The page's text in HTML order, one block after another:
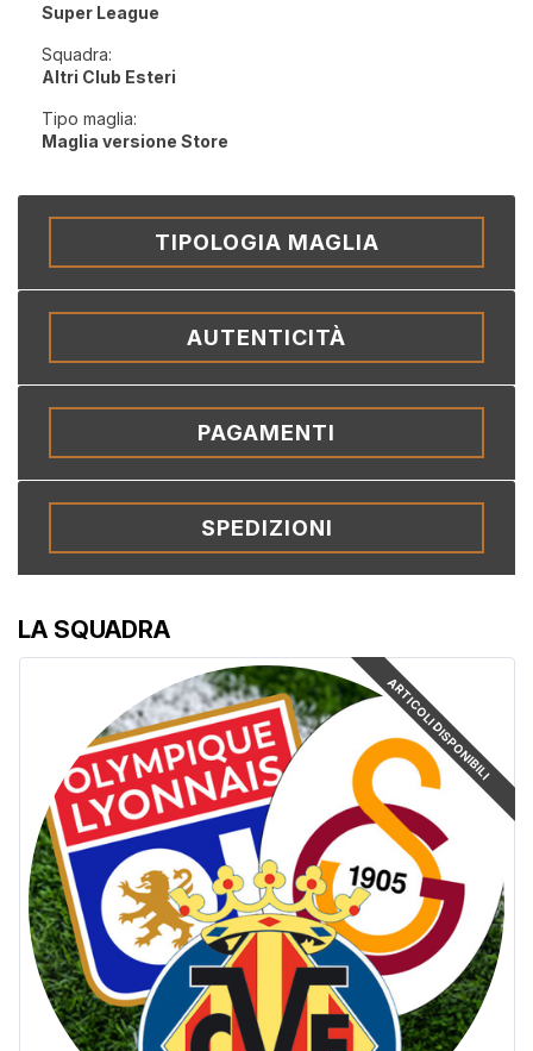
LA SQUADRA
ARTICOLI DISPONIBILI
Super League
Squadra:
Altri Club Esteri
Tipo maglia:
Maglia versione Store
TIPOLOGIA MAGLIA
AUTENTICITÀ
PAGAMENTI
SPEDIZIONI